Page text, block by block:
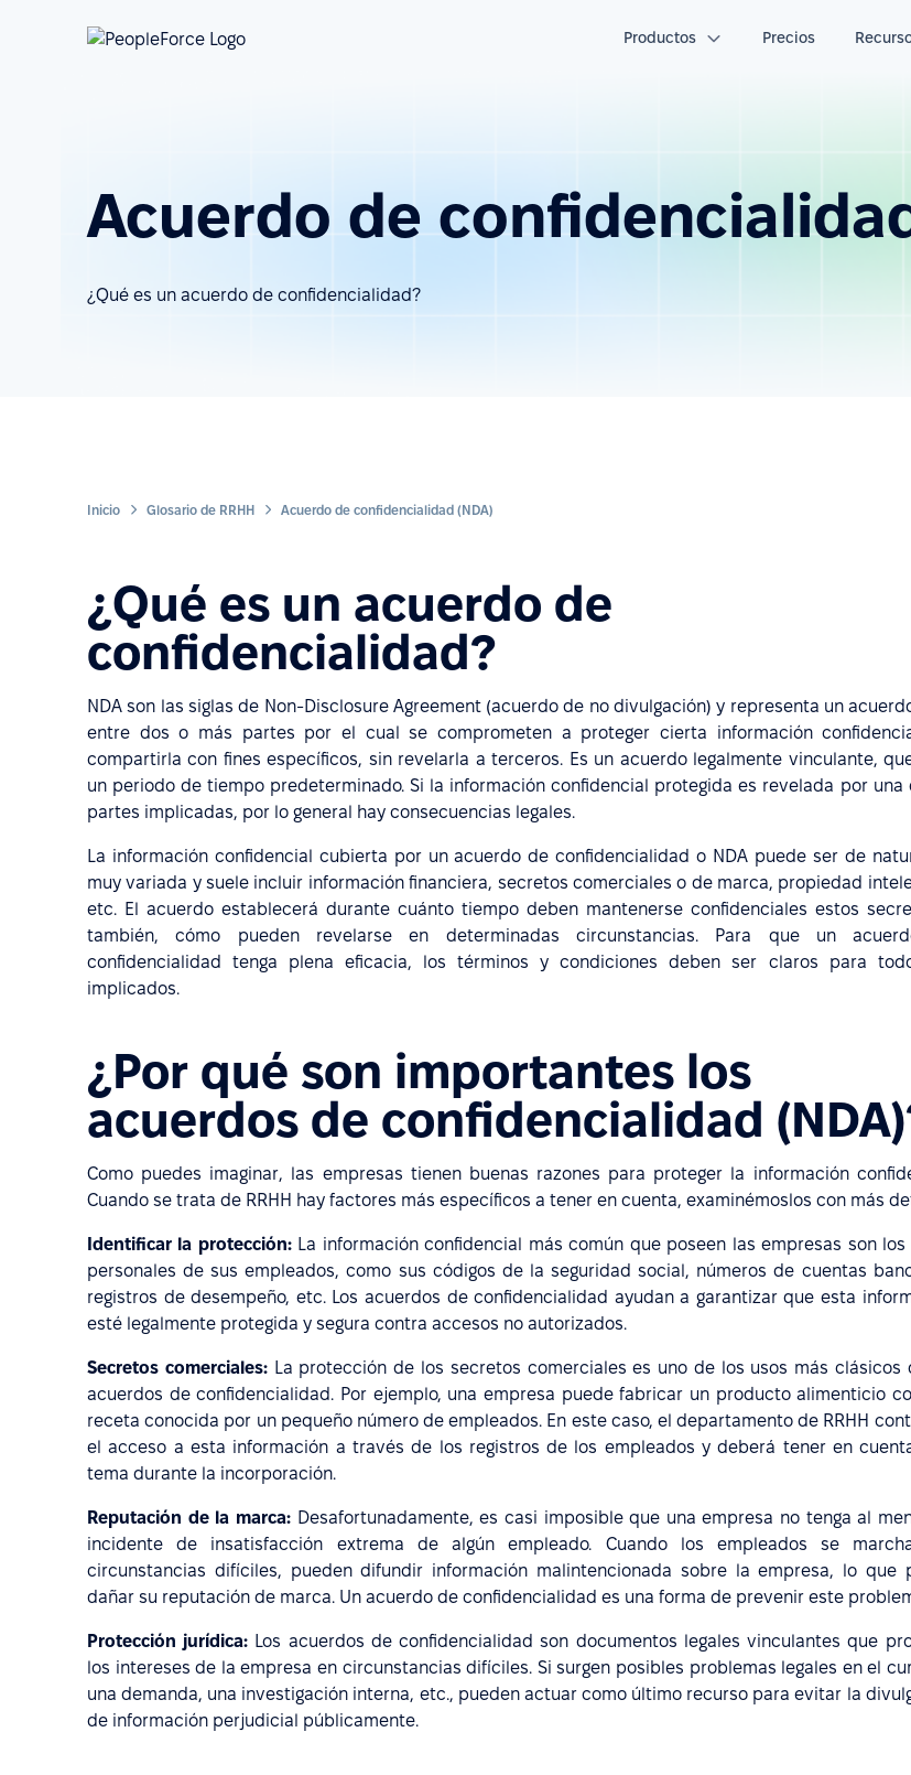
Productos Precios
Acuerdo de
¿Qué es un acuerdo de confidencialidad?
Inicio Glosario de RRHH Acuerdo de confidencialidad (NDA)
¿Qué es un acuerdo de
confidencialidad?
NDA son las siglas de Non-Disclosure Agreement (acuerdo de no divulgación) y representa un
entre dos o más partes por el cual se comprometen a proteger cierta información
compartirla con fines específicos, sin revelarla a terceros. Es un acuerdo legalmente vinculante,
un periodo de tiempo predeterminado. Si la información confidencial protegida es revelada por una
partes implicadas, por lo general hay consecuencias legales.
La información confidencial cubierta por un acuerdo de confidencialidad o NDA puede ser de
muy variada y suele incluir información financiera, secretos comerciales o de marca, propiedad
etc. El acuerdo establecerá durante cuánto tiempo deben mantenerse confidenciales estos
también, cómo pueden revelarse en determinadas circunstancias. Para que un
confidencialidad tenga plena eficacia, los términos y condiciones deben ser claros para
implicados.
¿Por qué son importantes los
acuerdos de confidencialidad
Como puedes imaginar, las empresas tienen buenas razones para proteger la información
Cuando se trata de RRHH hay factores más específicos a tener en cuenta, examinémoslos con más
Identificar la protección:La información confidencial más común que poseen las empresas son los
personales de sus empleados, como sus códigos de la seguridad social, números de cuentas
registros de desempeño, etc. Los acuerdos de confidencialidad ayudan a garantizar que esta
esté legalmente protegida y segura contra accesos no autorizados.
Secretos comerciales:La protección de los secretos comerciales es uno de los usos más clásicos
acuerdos de confidencialidad. Por ejemplo, una empresa puede fabricar un producto alimenticio
receta conocida por un pequeño número de empleados. En este caso, el departamento de RRHH
el acceso a esta información a través de los registros de los empleados y deberá tener en
tema durante la incorporación.
Reputación de la marca:Desafortunadamente, es casi imposible que una empresa no tenga al
incidente de insatisfacción extrema de algún empleado. Cuando los empleados se
circunstancias difíciles, pueden difundir información malintencionada sobre la empresa, lo que
dañar su reputación de marca. Un acuerdo de confidencialidad es una forma de prevenir este
Protección jurídica: Los acuerdos de confidencialidad son documentos legales vinculantes que
los intereses de la empresa en circunstancias difíciles. Si surgen posibles problemas legales en el
una demanda, una investigación interna, etc., pueden actuar como último recurso para evitar la
de información perjudicial públicamente.